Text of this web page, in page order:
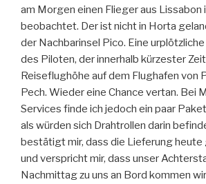
am Morgen einen Flieger aus
beobachtet. Der ist nicht in Horta
der Nachbarinsel Pico. Eine
des Piloten, der innerhalb kürzester
Reiseflughöhe auf dem Flughafen von
Pech. Wieder eine Chance vertan. Bei
Services finde ich jedoch ein paar
als würden sich Drahtrollen darin
bestätigt mir, dass die Lieferung
und verspricht mir, dass unser
Nachmittag zu uns an Bord kommen